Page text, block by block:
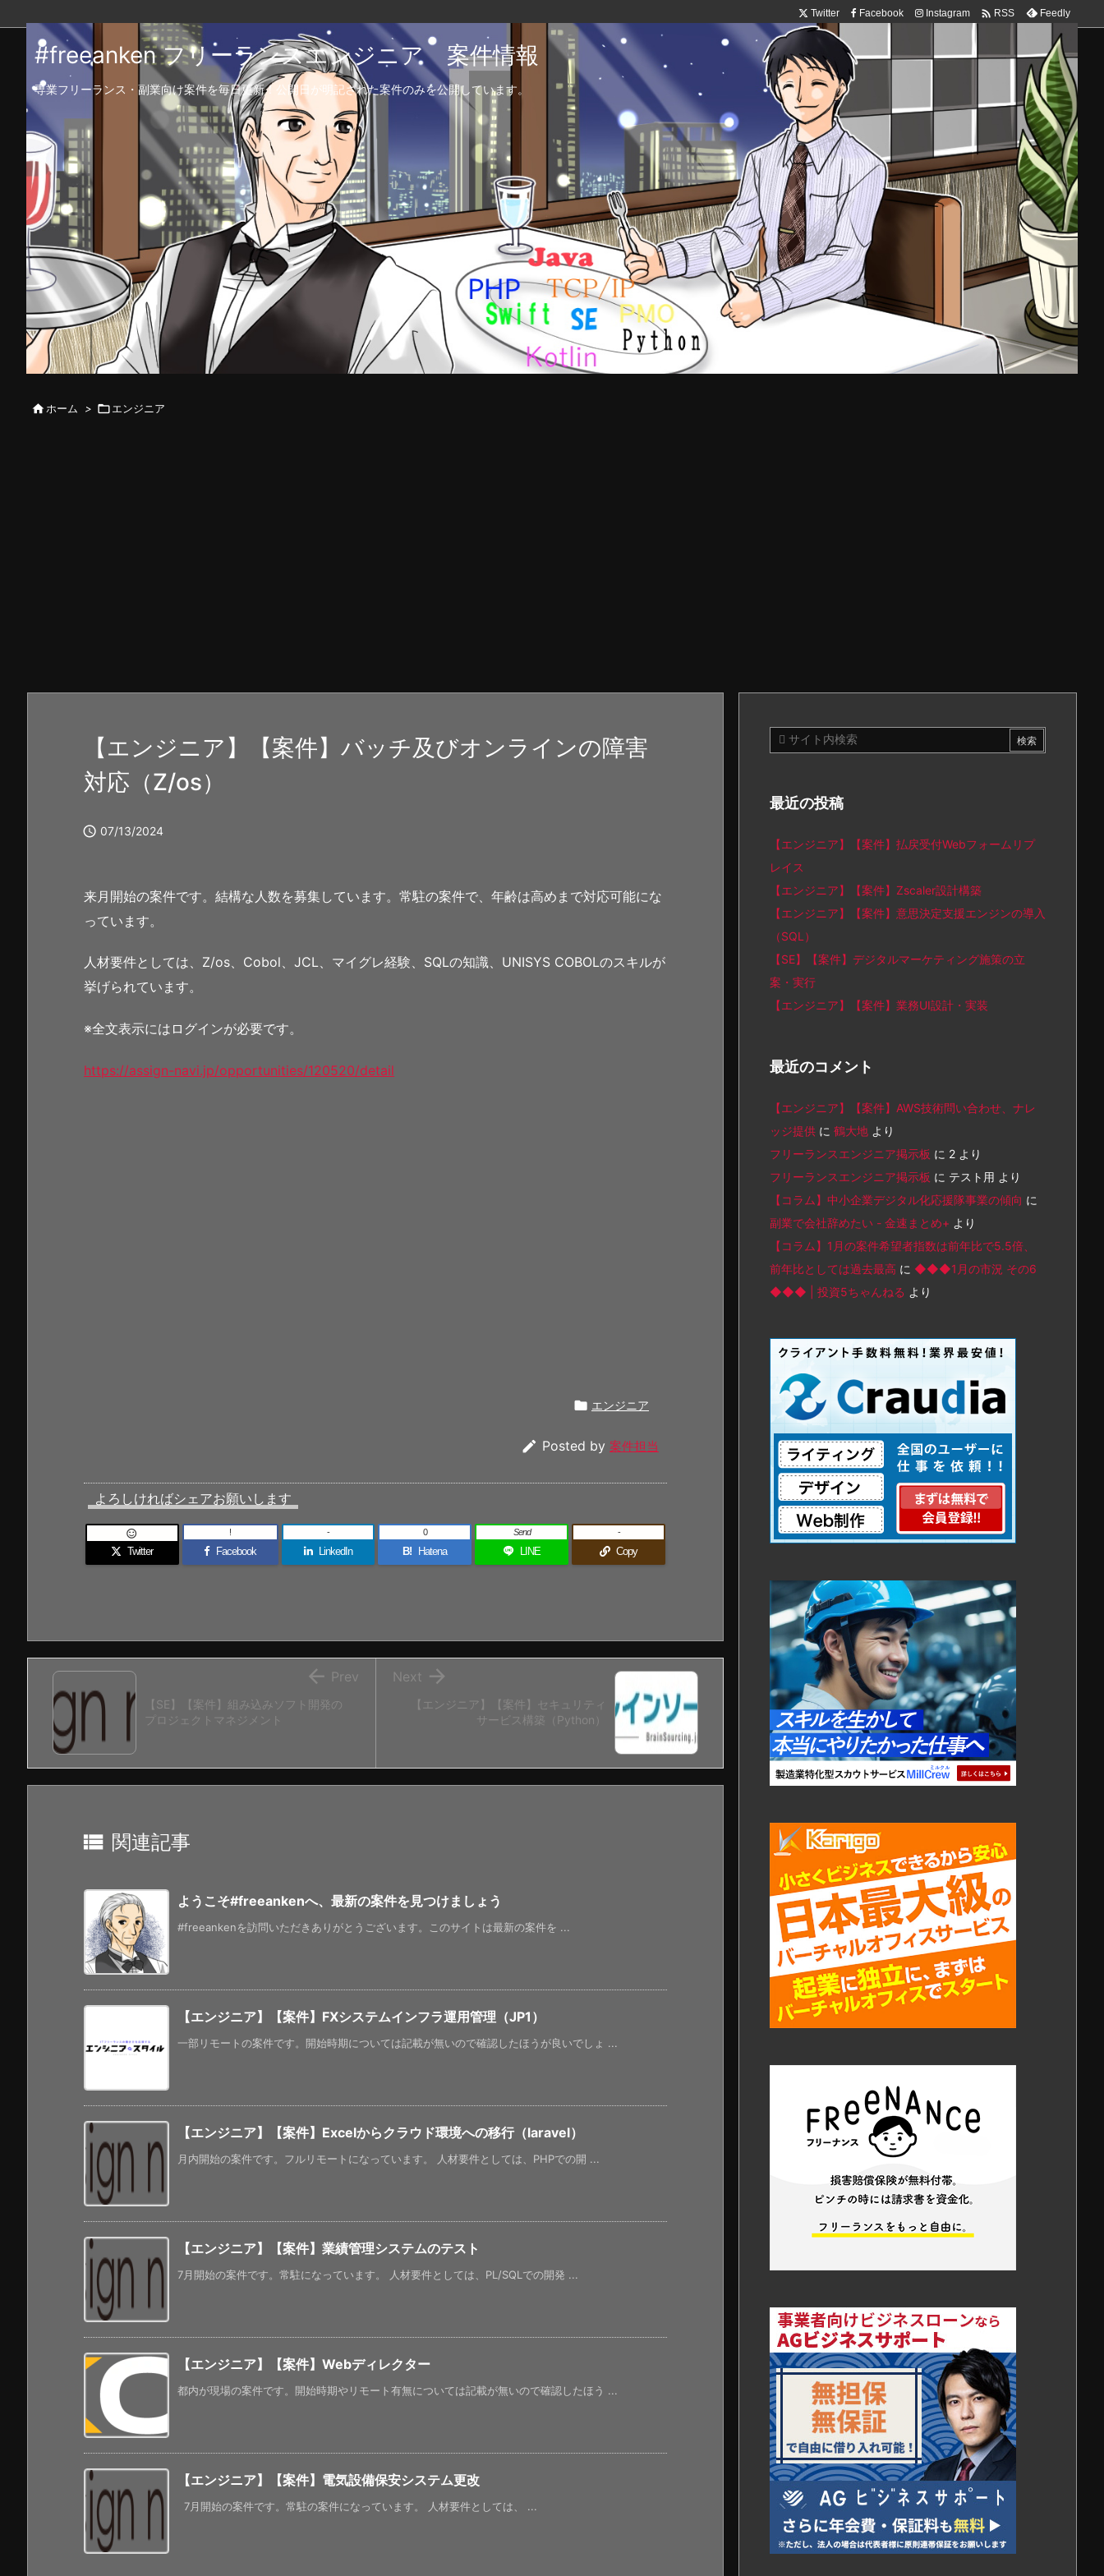
Twitter Facebook Instagram  RSS Feedly
#freeanken フリーランスエンジニア 案件情報
専業フリーランス・副業向け案件を毎日更新！公開日が明記された案件のみを公開しています。
 ホーム > エンジニア
【エンジニア】【案件】バッチ及びオンラインの障害
対応（Z/os）
 07/13/2024
来月開始の案件です。結構な人数を募集しています。常駐の案件で、年齢は高めまで対応可能にな
っています。
人材要件としては、Z/os、Cobol、JCL、マイグレ経験、SQLの知識、UNISYS COBOLのスキルが
挙げられています。
※全文表示にはログインが必要です。
https://assign-navi.jp/opportunities/120520/detail
 エンジニア
 Posted by 案件担当
よろしければシェアお願いします
Twitter

Facebook
!
LinkedIn
-
B! Hatena
0
LINE
Send
Copy
-
【エンジニア】【案件】セキュリティ
サービス構築（Python）

Next
【SE】【案件】組み込みソフト開発の
プロジェクトマネジメント
 Prev
 関連記事
ようこそ#freeankenへ、最新の案件を見つけましょう
#freeankenを訪問いただきありがとうございます。このサイトは最新の案件を ...
【エンジニア】【案件】FXシステムインフラ運用管理（JP1）
一部リモートの案件です。開始時期については記載が無いので確認したほうが良いでしょ ...
【エンジニア】【案件】Excelからクラウド環境への移行（laravel）
月内開始の案件です。フルリモートになっています。 人材要件としては、PHPでの開 ...
【エンジニア】【案件】業績管理システムのテスト
7月開始の案件です。常駐になっています。 人材要件としては、PL/SQLでの開発 ...
【エンジニア】【案件】Webディレクター
都内が現場の案件です。開始時期やリモート有無については記載が無いので確認したほう ...
【エンジニア】【案件】電気設備保安システム更改
7月開始の案件です。常駐の案件になっています。 人材要件としては、 ...
最近の投稿
【エンジニア】【案件】払戻受付Webフォームリプ
レイス
【エンジニア】【案件】Zscaler設計構築
【エンジニア】【案件】意思決定支援エンジンの導入
（SQL）
【SE】【案件】デジタルマーケティング施策の立
案・実行
【エンジニア】【案件】業務UI設計・実装
最近のコメント
【エンジニア】【案件】AWS技術問い合わせ、ナレ
ッジ提供 に 鶴大地 より
フリーランスエンジニア掲示板 に 2 より
フリーランスエンジニア掲示板 に テスト用 より
【コラム】中小企業デジタル化応援隊事業の傾向 に
副業で会社辞めたい - 金速まとめ+ より
【コラム】1月の案件希望者指数は前年比で5.5倍、
前年比としては過去最高 に ◆◆◆1月の市況 その6
◆◆◆ | 投資5ちゃんねる より